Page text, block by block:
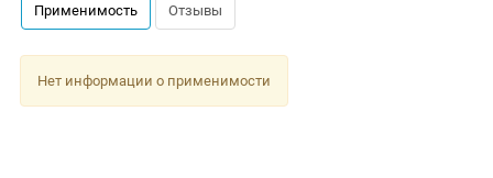
Применимость Отзывы
Нет информации о применимости